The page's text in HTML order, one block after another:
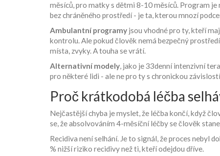
měsíců, pro matky s dětmi 8-10 měsíců. Program
bez chráněného prostředí - je ta, kterou mnozí
Ambulantní programy jsou vhodné pro ty, kteří
kontrolu. Ale pokud člověk nemá bezpečný
místa, zvyky. A touha se vrátí.
Alternativní modely, jako je 33denní intenzivní
pro některé lidi - ale ne pro ty s chronickou
Proč krátkodobá léčba
Nejčastější chyba je myslet, že léčba končí, když
se, že absolvováním 4-měsíční léčby se člověk
Recidiva není selhání. Je to signál, že proces nebyl
% nižší riziko recidivy než ti, kteří odejdou dříve.